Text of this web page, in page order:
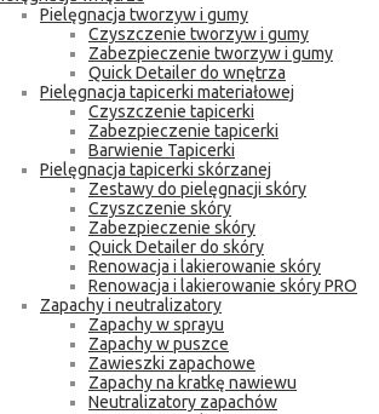
Pielęgnacja tworzyw i gumy
Czyszczenie tworzyw i gumy
Zabezpieczenie tworzyw i gumy
Quick Detailer do wnętrza
Pielęgnacja tapicerki materiałowej
Czyszczenie tapicerki
Zabezpieczenie tapicerki
Barwienie Tapicerki
Pielęgnacja tapicerki skórzanej
Zestawy do pielęgnacji skóry
Czyszczenie skóry
Zabezpieczenie skóry
Quick Detailer do skóry
Renowacja i lakierowanie skóry
Renowacja i lakierowanie skóry PRO
Zapachy i neutralizatory
Zapachy w sprayu
Zapachy w puszce
Zawieszki zapachowe
Zapachy na kratkę nawiewu
Neutralizatory zapachów